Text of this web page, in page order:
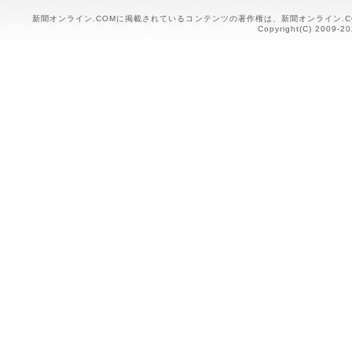
新聞オンライン.COMに掲載されているコンテンツの著作権は、新聞オンライン
Copyright(C) 2009-